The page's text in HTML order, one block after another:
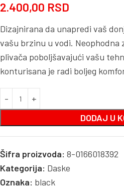
2.400,00 RSD
Dizajnirana da unapredi vaš
vašu brzinu u vodi. Neophodna
plivača poboljšavajući vašu
konturisana je radi boljeg
DODAJ U
Šifra proizvoda: 8-0166018392
Kategorija: Daske
Oznaka: black